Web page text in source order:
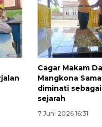
Cagar Makam
Mangkona
diminati
sejarah
7 Juni 2026 16:31
triwulan
5,29 persen
08-06 18:45:00